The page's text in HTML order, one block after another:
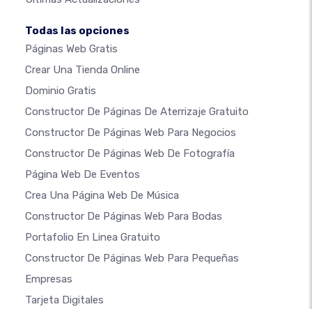
Todas las opciones
Páginas Web Gratis
Crear Una Tienda Online
Dominio Gratis
Constructor De Páginas De Aterrizaje Gratuito
Constructor De Páginas Web Para Negocios
Constructor De Páginas Web De Fotografía
Página Web De Eventos
Crea Una Página Web De Música
Constructor De Páginas Web Para Bodas
Portafolio En Linea Gratuito
Constructor De Páginas Web Para Pequeñas
Empresas
Tarjeta Digitales